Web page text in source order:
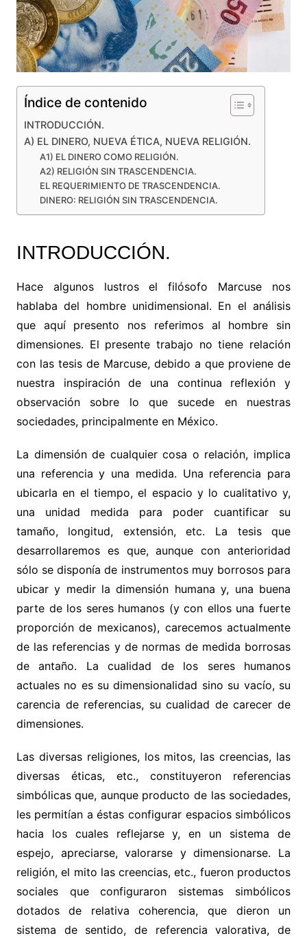
Índice de contenido
INTRODUCCIÓN.
A) EL DINERO, NUEVA ÉTICA, NUEVA RELIGIÓN.
A1) EL DINERO COMO RELIGIÓN.
A2) RELIGIÓN SIN TRASCENDENCIA.
EL REQUERIMIENTO DE TRASCENDENCIA.
DINERO: RELIGIÓN SIN TRASCENDENCIA.
INTRODUCCIÓN.
Hace algunos lustros el filósofo Marcuse nos
hablaba del hombre unidimensional. En el análisis
que aquí presento nos referimos al hombre sin
dimensiones. El presente trabajo no tiene relación
con las tesis de Marcuse, debido a que proviene de
nuestra inspiración de una continua reflexión y
observación sobre lo que sucede en nuestras
sociedades, principalmente en México.
La dimensión de cualquier cosa o relación, implica
una referencia y una medida. Una referencia para
ubicarla en el tiempo, el espacio y lo cualitativo y,
una unidad medida para poder cuantificar su
tamaño, longitud, extensión, etc. La tesis que
desarrollaremos es que, aunque con anterioridad
sólo se disponía de instrumentos muy borrosos para
ubicar y medir la dimensión humana y, una buena
parte de los seres humanos (y con ellos una fuerte
proporción de mexicanos), carecemos actualmente
de las referencias y de normas de medida borrosas
de antaño. La cualidad de los seres humanos
actuales no es su dimensionalidad sino su vacío, su
carencia de referencias, su cualidad de carecer de
dimensiones.
Las diversas religiones, los mitos, las creencias, las
diversas éticas, etc., constituyeron referencias
simbólicas que, aunque producto de las sociedades,
les permitían a éstas configurar espacios simbólicos
hacia los cuales reflejarse y, en un sistema de
espejo, apreciarse, valorarse y dimensionarse. La
religión, el mito las creencias, etc., fueron productos
sociales que configuraron sistemas simbólicos
dotados de relativa coherencia, que dieron un
sistema de sentido, de referencia valorativa, de